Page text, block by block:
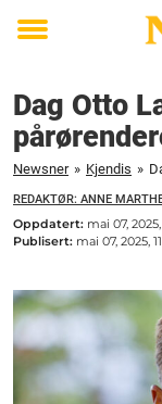
Toggle
Dag Otto
Newsner » Kjendis »
REDAKTØR: ANNE
Oppdatert: mai 07, 2025,
Publisert: mai 07, 2025,